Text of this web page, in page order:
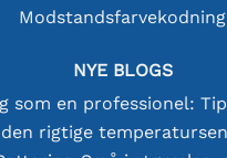
Modstandsfarvekodning
NYE BLOGS